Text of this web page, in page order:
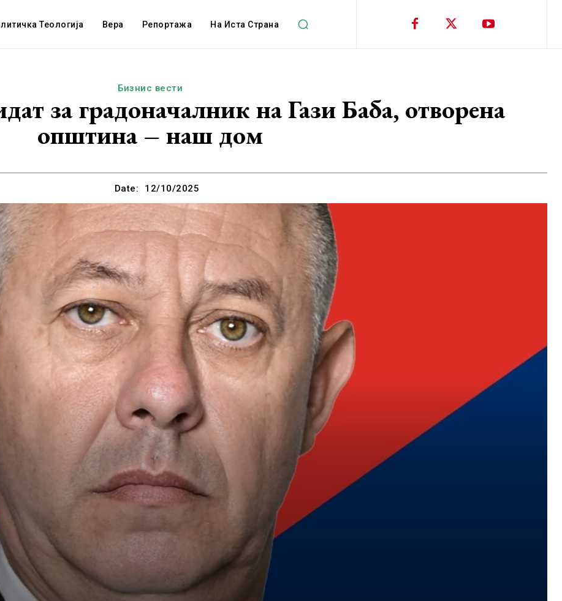
Теологија Вера Репортажа На Иста Страна
Бизнис вести
за градоначалник на Гази Баба, отворена
општина – наш дом
Date: 12/10/2025